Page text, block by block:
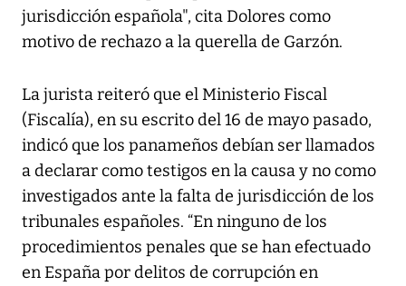
jurisdicción española", cita Dolores como
motivo de rechazo a la querella de Garzón.
La jurista reiteró que el Ministerio Fiscal
(Fiscalía), en su escrito del 16 de mayo pasado,
indicó que los panameños debían ser llamados
a declarar como testigos en la causa y no como
investigados ante la falta de jurisdicción de los
tribunales españoles. “En ninguno de los
procedimientos penales que se han efectuado
en España por delitos de corrupción en